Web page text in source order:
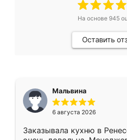
На основе 945
Оставить
Мальвина
6 августа 2026
Заказывала кухню в